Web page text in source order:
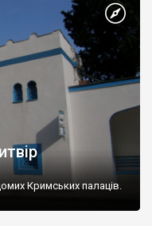
Кримських палаців.